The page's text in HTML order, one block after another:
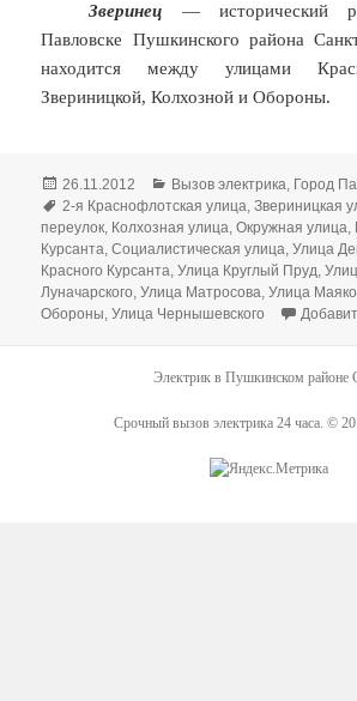
Зверинец — исторический
Павловске Пушкинского района
находится между улицами
Звериницкой, Колхозной и Обороны.
Опубликовано
26.11.2012 Рубрики
Вызов электрика, Город
Метки
2-я Краснофлотская улица,Звериницкая
переулок, Колхозная улица,Окружная улица,
Курсанта,Социалистическая улица,Улица
Красного Курсанта,Улица Круглый Пруд,
Луначарского,Улица Матросова,Улица
Обороны,Улица Чернышевского
Электрик в Пушкинском районе
Срочный вызов электрика 24 часа. ©